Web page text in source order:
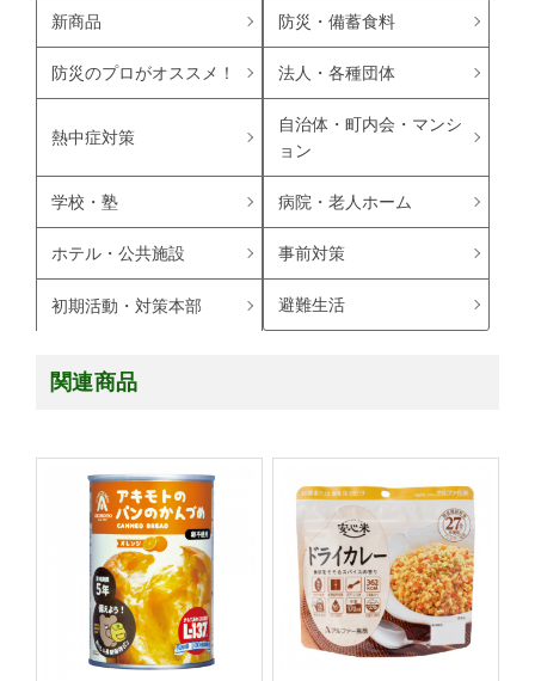
新商品 防災・備蓄食料
防災のプロがオススメ！ 法人・各種団体
熱中症対策
自治体・町内会・マンシ
ョン
学校・塾 病院・老人ホーム
ホテル・公共施設 事前対策
初期活動・対策本部 避難生活
関連商品